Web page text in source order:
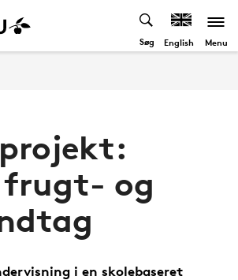
Søg English Menu
frugt- og
i en skolebaseret